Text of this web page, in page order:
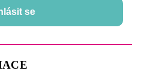
se